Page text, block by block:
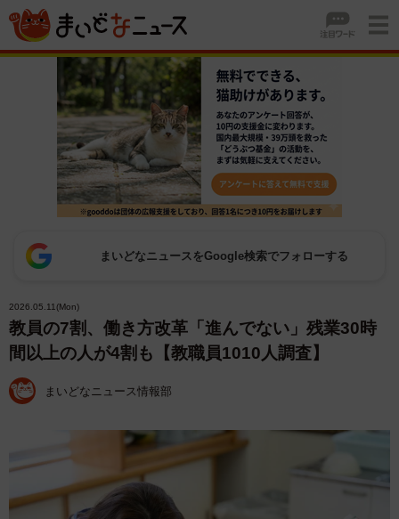
まいどなニュースをGoogle検索でフォローする
2026.05.11(Mon)
教員の7割、働き方改革「進んでない」残業30時
間以上の人が4割も【教職員1010人調査】
まいどなニュース情報部